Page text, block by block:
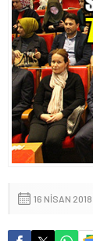
16 NISAN